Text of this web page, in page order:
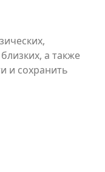
а также
и сохранить